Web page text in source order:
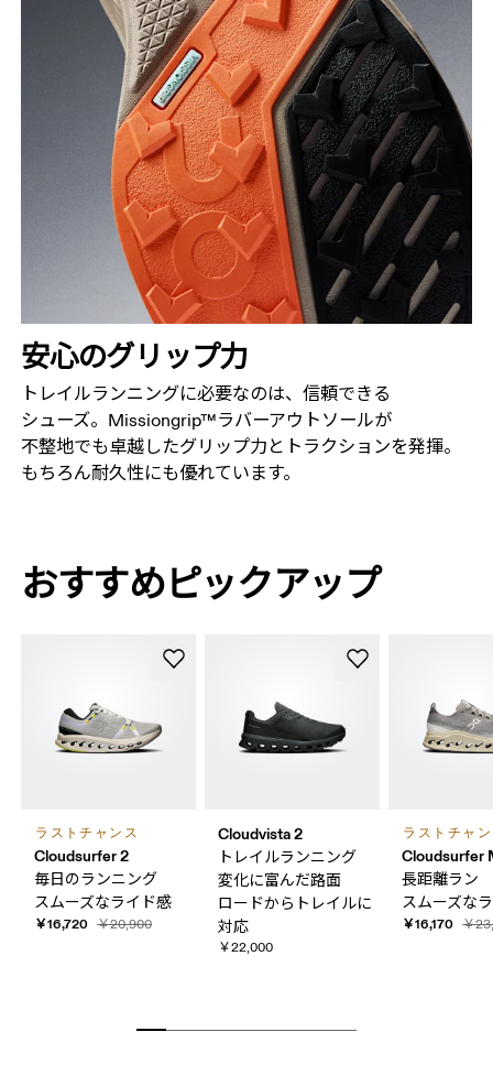
安心の​グリップ力
トレイルランニングに​必要なのは、​信頼できる​
シューズ。​Missiongrip™ラバーアウトソールが​
不整地でも​卓越した​グリップ力と​トラクションを​発揮。​
もちろん​耐久性にも​優れています。
おすすめピックアップ
ラストチャンス
Cloudsurfer 2
毎日の​ランニング
スムーズな​ライド感
￥16,720 ￥20,900
Cloudvista 2
トレイルランニング
変化に​富んだ​路面
ロードから​トレイルに​
対応
￥22,000
ラストチャ
Cloudsurfer
長距離ラ
スムーズな​
￥16,170 ￥